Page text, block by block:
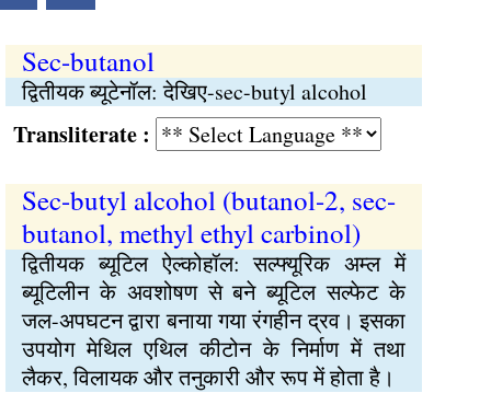
Sec-butanol
द्वितीयक ब्यूटेनॉल: देखिए-sec-butyl alcohol
:
Sec-butyl alcohol (butanol-2, sec-
butanol, methyl ethyl carbinol)
द्वितीयक ब्यूटिल ऐल्कोहॉल: सल्फ्यूरिक अम्ल में
ब्यूटिलीन के अवशोषण से बने ब्यूटिल सल्फेट के
जल-अपघटन द्वारा बनाया गया रंगहीन द्रव। इसका
उपयोग मेथिल एथिल कीटोन के निर्माण में तथा
लैकर, विलायक और तनुकारी और रूप में होता है।